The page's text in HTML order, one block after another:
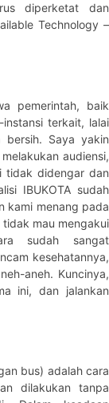
diperketat dan
Technology –
pemerintah, baik
terkait, lalai
bersih. Saya yakin
audiensi,
tidak didengar dan
IBUKOTA sudah
kami menang pada
mau mengakui
sudah sangat
kesehatannya,
aneh. Kuncinya,
ini, dan jalankan
bus) adalah cara
dilakukan tanpa